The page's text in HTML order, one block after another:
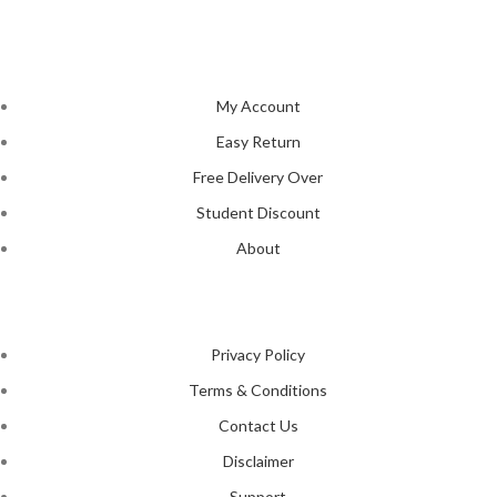
My Account
Easy Return
Free Delivery Over
Student Discount
About
Privacy Policy
Terms & Conditions
Contact Us
Disclaimer